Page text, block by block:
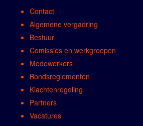
Contact
Algemene vergadring
Bestuur
Comissies en werkgroepen
Medewerkers
Bondsreglementen
Klachtenregeling
Partners
Vacatures